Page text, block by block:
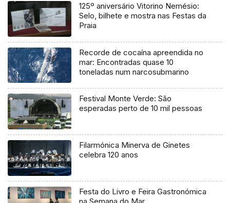
125º aniversário Vitorino Nemésio:
Selo, bilhete e mostra nas Festas da
Praia
Recorde de cocaína apreendida no
mar: Encontradas quase 10
toneladas num narcosubmarino
Festival Monte Verde: São
esperadas perto de 10 mil pessoas
Filarmónica Minerva de Ginetes
celebra 120 anos
Festa do Livro e Feira Gastronómica